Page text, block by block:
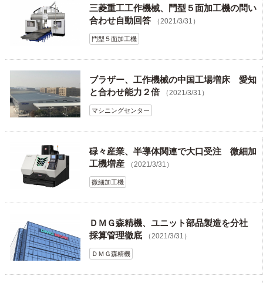
三菱重工工作機械、門型５面加工機の問い
合わせ自動回答
（2021/3/31）
門型５面加工機
ブラザー、工作機械の中国工場増床 愛知
と合わせ能力２倍
（2021/3/31）
マシニングセンター
碌々産業、半導体関連で大口受注 微細加
工機増産
（2021/3/31）
微細加工機
ＤＭＧ森精機、ユニット部品製造を分社
採算管理徹底
（2021/3/31）
ＤＭＧ森精機